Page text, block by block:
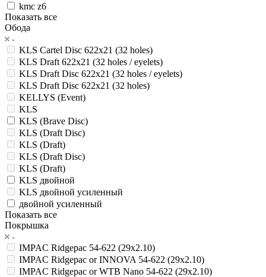
kmc z6
Показать все
Обода
KLS Cartel Disc 622x21 (32 holes)
KLS Draft 622x21 (32 holes / eyelets)
KLS Draft Disc 622x21 (32 holes / eyelets)
KLS Draft Disc 622x21 (32 holes)
KELLYS (Event)
KLS
KLS (Brave Disc)
KLS (Draft Disc)
KLS (Draft)
KLS (Draft Disc)
KLS (Draft)
KLS двойной
KLS двойной усиленный
двойной усиленный
Показать все
Покрышка
IMPAC Ridgepac 54-622 (29x2.10)
IMPAC Ridgepac or INNOVA 54-622 (29x2.10)
IMPAC Ridgepac or WTB Nano 54-622 (29x2.10)